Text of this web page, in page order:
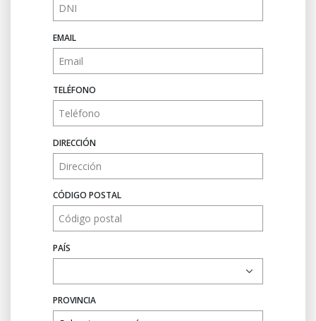
EMAIL
TELÉFONO
DIRECCIÓN
CÓDIGO POSTAL
PAÍS
PROVINCIA